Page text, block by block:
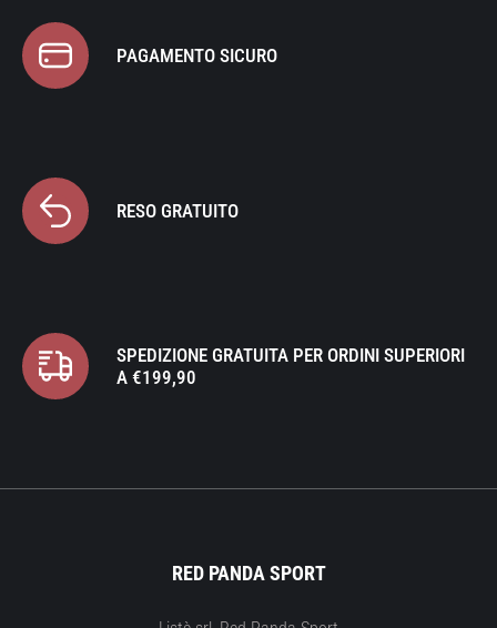
PAGAMENTO SICURO
RESO GRATUITO
SPEDIZIONE GRATUITA PER ORDINI SUPERIORI
A €199,90
RED PANDA SPORT